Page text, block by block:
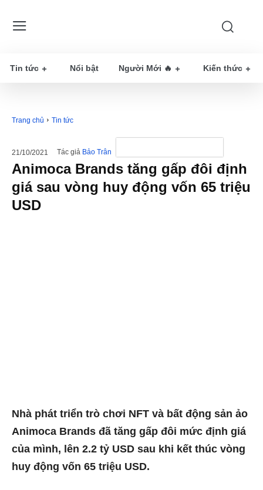
Tin tức Nổi bật Người Mới 🔥 Kiến thức
Trang chủ Tin tức
21/10/2021 Tác giả Bảo Trân
Animoca Brands tăng gấp đôi định
giá sau vòng huy động vốn 65 triệu
USD
Nhà phát triển trò chơi NFT và bất động sản ảo
Animoca Brands đã tăng gấp đôi mức định giá
của mình, lên 2.2 tỷ USD sau khi kết thúc vòng
huy động vốn 65 triệu USD.